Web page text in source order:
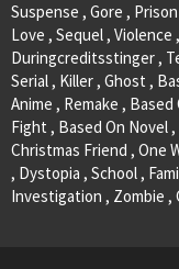
Suspense , Gore ,
Love , Sequel ,
Duringcreditsstinger ,
Serial , Killer , Ghost ,
Anime , Remake ,
Fight , Based On Novel
Christmas Friend , One
, Dystopia , School ,
Investigation , Zombie ,